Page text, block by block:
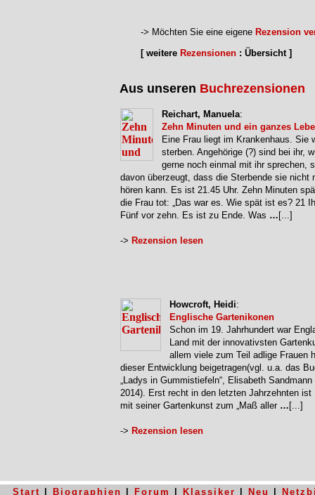
-> Möchten Sie eine eigene Rezension
[ weitere Rezensionen : Übersicht ]
Aus unseren Buchrezensionen
Reichart, Manuela:
Zehn Minuten und ein ganzes
Eine Frau liegt im Krankenhaus. Sie
sterben. Angehörige (?) sind bei ihr,
gerne noch einmal mit ihr sprechen,
davon überzeugt, dass die Sterbende sie nicht
hören kann. Es ist 21.45 Uhr. Zehn Minuten
die Frau tot: „Das war es. Wie spät ist es? 21
Fünf vor zehn. Es ist zu Ende. Was … [...]
-> Rezension lesen
Howcroft, Heidi:
Englische Gartenikonen
Schon im 19. Jahrhundert war
Land mit der innovativsten
allem viele zum Teil adlige Frauen
dieser Entwicklung beigetragen(vgl. u.a. das
„Ladys in Gummistiefeln“, Elisabeth Sandmann
2014). Erst recht in den letzten Jahrzehnten ist
mit seiner Gartenkunst zum „Maß aller … [...]
-> Rezension lesen
Start Biographien Forum Klassiker Neu